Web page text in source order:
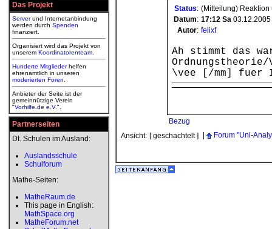
Das Projekt
Serverund Internetanbindung
werden durch Spenden
finanziert.
Organisiert wird das Projekt von
unserem Koordinatorenteam
Hunderte Mitgliederhelfen
ehrenamtlich in unseren
moderierten Foren
Anbieter der Seite ist der
gemeinnützige Verein
"Vorhilfe.de e.V.".
Partnerseiten
Dt. Schulen im Ausland:
Auslandsschule
Schulforum
Mathe-Seiten:
MatheRaum.de
This page in English:
MathSpace.org
MatheForum.net
Status: (Mitteilung)
Datum: 17:12 Sa 03.12.2005
Autor: felixf
Ah stimmt das
Ordnungstheorie/
\vee [/mm] fuer
Bezug
Ansicht: [ geschachtelt ] Forum "Uni-